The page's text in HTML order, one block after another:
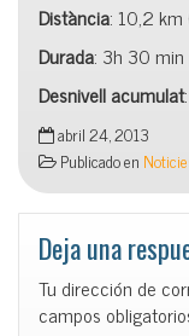
Distància: 10,2 km
Durada: 3h 30 min
Desnivell acumulat
abril 24, 2013
Publicado en
Deja una
Tu dirección de
campos